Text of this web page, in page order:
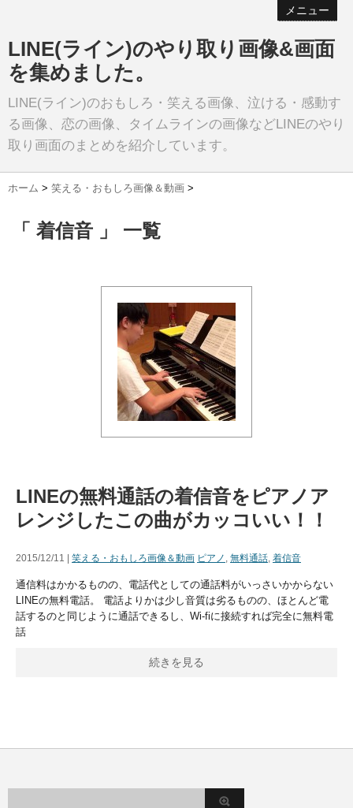
メニュー
LINE(ライン)のやり取り画像&画面
を集めました。
LINE(ライン)のおもしろ・笑える画像、泣ける・感動す
る画像、恋の画像、タイムラインの画像などLINEのやり
取り画面のまとめを紹介しています。
ホーム > 笑える・おもしろ画像＆動画 >
「 着信音 」 一覧
LINEの無料通話の着信音をピアノア
レンジしたこの曲がカッコいい！！
2015/12/11 | 笑える・おもしろ画像＆動画 ピアノ , 無料通話, 着信音
通信料はかかるものの、電話代としての通話料がいっさいかからない
LINEの無料電話。 電話よりかは少し音質は劣るものの、ほとんど電
話するのと同じように通話できるし、Wi-fiに接続すれば完全に無料電
話
続きを見る